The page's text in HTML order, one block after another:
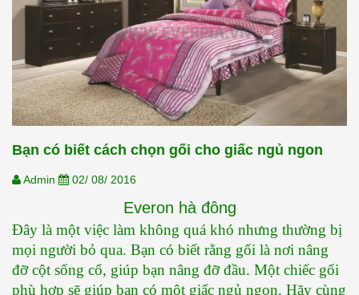
Bạn có biết cách chọn gối cho giấc ngủ ngon
Admin 02/ 08/ 2016
Everon hà đông
Đây là một việc làm không quá khó nhưng thường bị
mọi người bỏ qua. Bạn có biết rằng gối là nơi nâng
đỡ cột sống cổ, giúp bạn nâng đỡ đầu. Một chiếc gối